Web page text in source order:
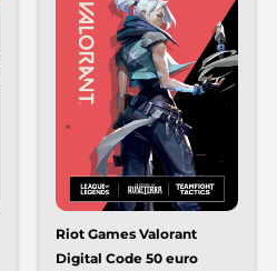
Riot Games Valorant
Digital Code 50 euro